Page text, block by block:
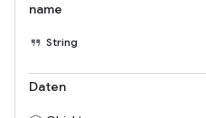
name
String
Daten